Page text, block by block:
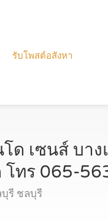
รับโพสต์อสังหา
ด เซนส์ บา
ทร 065-
รี ชลบุรี